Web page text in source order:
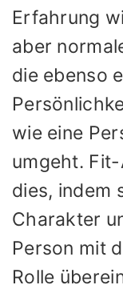
Erfahrung
aber
die ebenso
wie eine
umgeht.
dies, indem
Charakter
Person mit
Rolle